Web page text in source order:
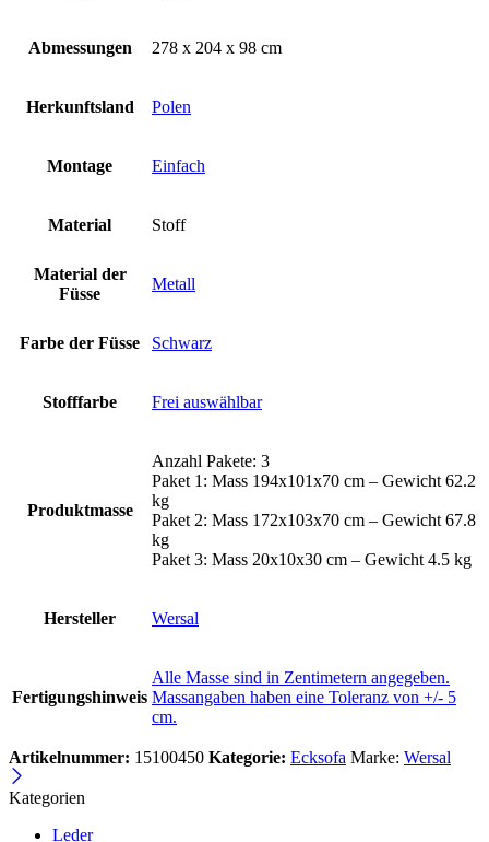
Abmessungen 278 x 204 x 98 cm
Herkunftsland Polen
Montage Einfach
Material Stoff
Material der
Füsse
Metall
Farbe der Füsse Schwarz
Stofffarbe Frei auswählbar
Produktmasse
Anzahl Pakete: 3
Paket 1: Mass 194x101x70 cm – Gewicht 62.2
kg
Paket 2: Mass 172x103x70 cm – Gewicht 67.8
kg
Paket 3: Mass 20x10x30 cm – Gewicht 4.5 kg
Hersteller Wersal
Fertigungshinweis
Alle Masse sind in Zentimetern angegeben.
Massangaben haben eine Toleranz von +/- 5
cm.
Artikelnummer: 15100450 Kategorie: Ecksofa Marke: Wersal
Kategorien
Leder